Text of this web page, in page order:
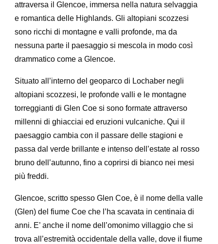
attraversa il Glencoe, immersa nella natura selvaggia
e romantica delle Highlands. Gli altopiani scozzesi
sono ricchi di montagne e valli profonde, ma da
nessuna parte il paesaggio si mescola in modo così
drammatico come a Glencoe.
Situato all’interno del geoparco di Lochaber negli
altopiani scozzesi, le profonde valli e le montagne
torreggianti di Glen Coe si sono formate attraverso
millenni di ghiacciai ed eruzioni vulcaniche. Qui il
paesaggio cambia con il passare delle stagioni e
passa dal verde brillante e intenso dell’estate al rosso
bruno dell’autunno, fino a coprirsi di bianco nei mesi
più freddi.
Glencoe, scritto spesso Glen Coe, è il nome della valle
(Glen) del fiume Coe che l’ha scavata in centinaia di
anni. E’ anche il nome dell’omonimo villaggio che si
trova all’estremità occidentale della valle, dove il fiume